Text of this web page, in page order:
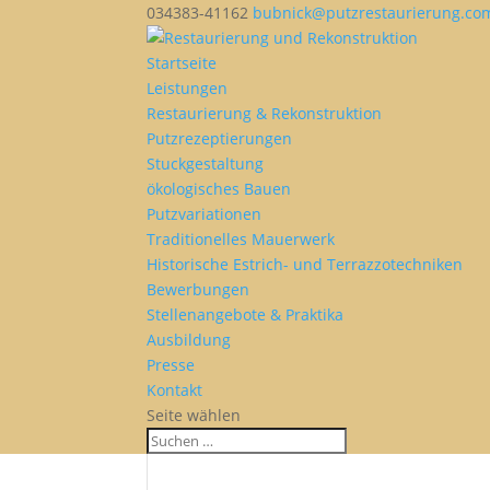
034383-41162
Startseite
Leistungen
Restaurierung & Rekonstruktion
Putzrezeptierungen
Stuckgestaltung
ökologisches Bauen
Putzvariationen
Traditionelles Mauerwerk
Historische Estrich- und Terrazzotechniken
Bewerbungen
Stellenangebote & Praktika
Ausbildung
Presse
Kontakt
Seite wählen